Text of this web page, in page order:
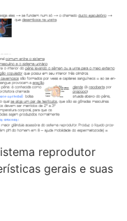
reprodutor
gerais e suas